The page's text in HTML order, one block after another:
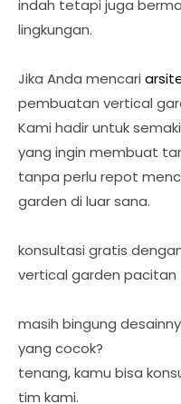
indah tetapi juga
lingkungan.
Jika Anda mencari
pembuatan vertical
Kami hadir untuk
yang ingin membuat
tanpa perlu repot
garden di luar sana.
konsultasi gratis
vertical garden pacitan
masih bingung
yang cocok?
tenang, kamu bisa
tim kami.